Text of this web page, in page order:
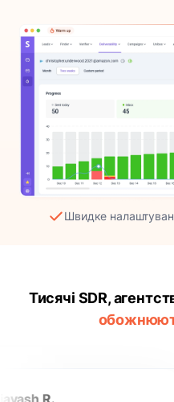
Швидке
Тисячі SDR,